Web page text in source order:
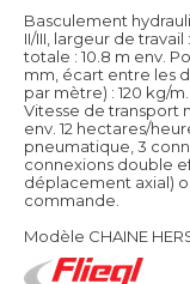
Basculement
II/III, largeur de
totale : 10.8 m env.
mm, écart entre les
par mètre) : 120 kg/
Vitesse de transport
env. 12 hectares/
pneumatique, 3
connexions double
déplacement axial)
commande.
Modèle CHAINE